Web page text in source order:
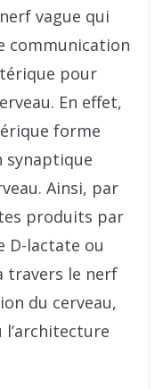
vague qui
communication
pour
En effet,
forme
synaptique
Ainsi, par
produits par
D-lactate ou
travers le nerf
du cerveau,
l’architecture